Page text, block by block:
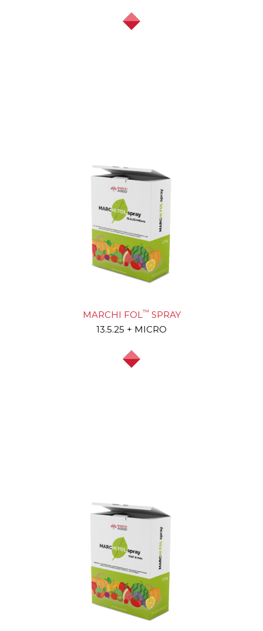
MARCHI FOL™ SPRAY
13.5.25 + MICRO
Marchi Agro S.r.l.
Società soggetta all’attività di direzione
e coordinamento da parte di Marchi Industriale S.p.A.
50139 Firenze - Italia
Tel. +39 055 47554123
Fax. +39 055 496626
Capitale sociale € 50.000,00 (i.v.)
REA: FI 653479
info@marchiagro.it